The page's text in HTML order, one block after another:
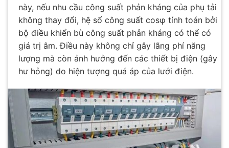
này, nếu nhu cầu công suất phản kháng của phụ tải
không thay đổi, hệ số công suất cosφ tính toán bởi
bộ điều khiển bù công suất phản kháng có thể có
giá trị âm. Điều này không chỉ gây lãng phí năng
lượng mà còn ảnh hưởng đến các thiết bị điện (gây
hư hỏng) do hiện tượng quá áp của lưới điện.